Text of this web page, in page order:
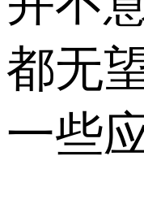
都无
一些